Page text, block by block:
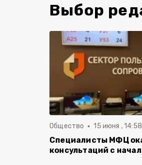
Выбор
Общество 15 июня , 14:58
Специалисты МФЦ
консультаций с